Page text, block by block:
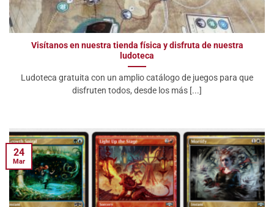
Visítanos en nuestra tienda física y disfruta de nuestra
ludoteca
Ludoteca gratuita con un amplio catálogo de juegos para que
disfruten todos, desde los más [...]
24
Mar